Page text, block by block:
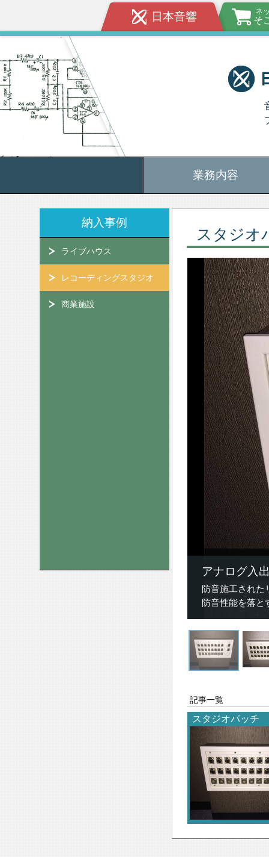
日本音響 ネ
そ
業務内容
納入事例
ライブハウス
レコーディングスタジオ
商業施設
スタジオ
アナログ入
防音施工された
防音性能を落と
記事一覧
スタジオパッチ